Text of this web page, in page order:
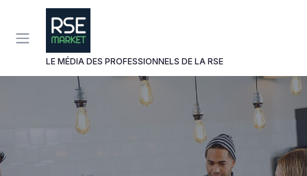
LE MÉDIA DES PROFESSIONNELS DE LA RSE
Panneau de gestion des cookies